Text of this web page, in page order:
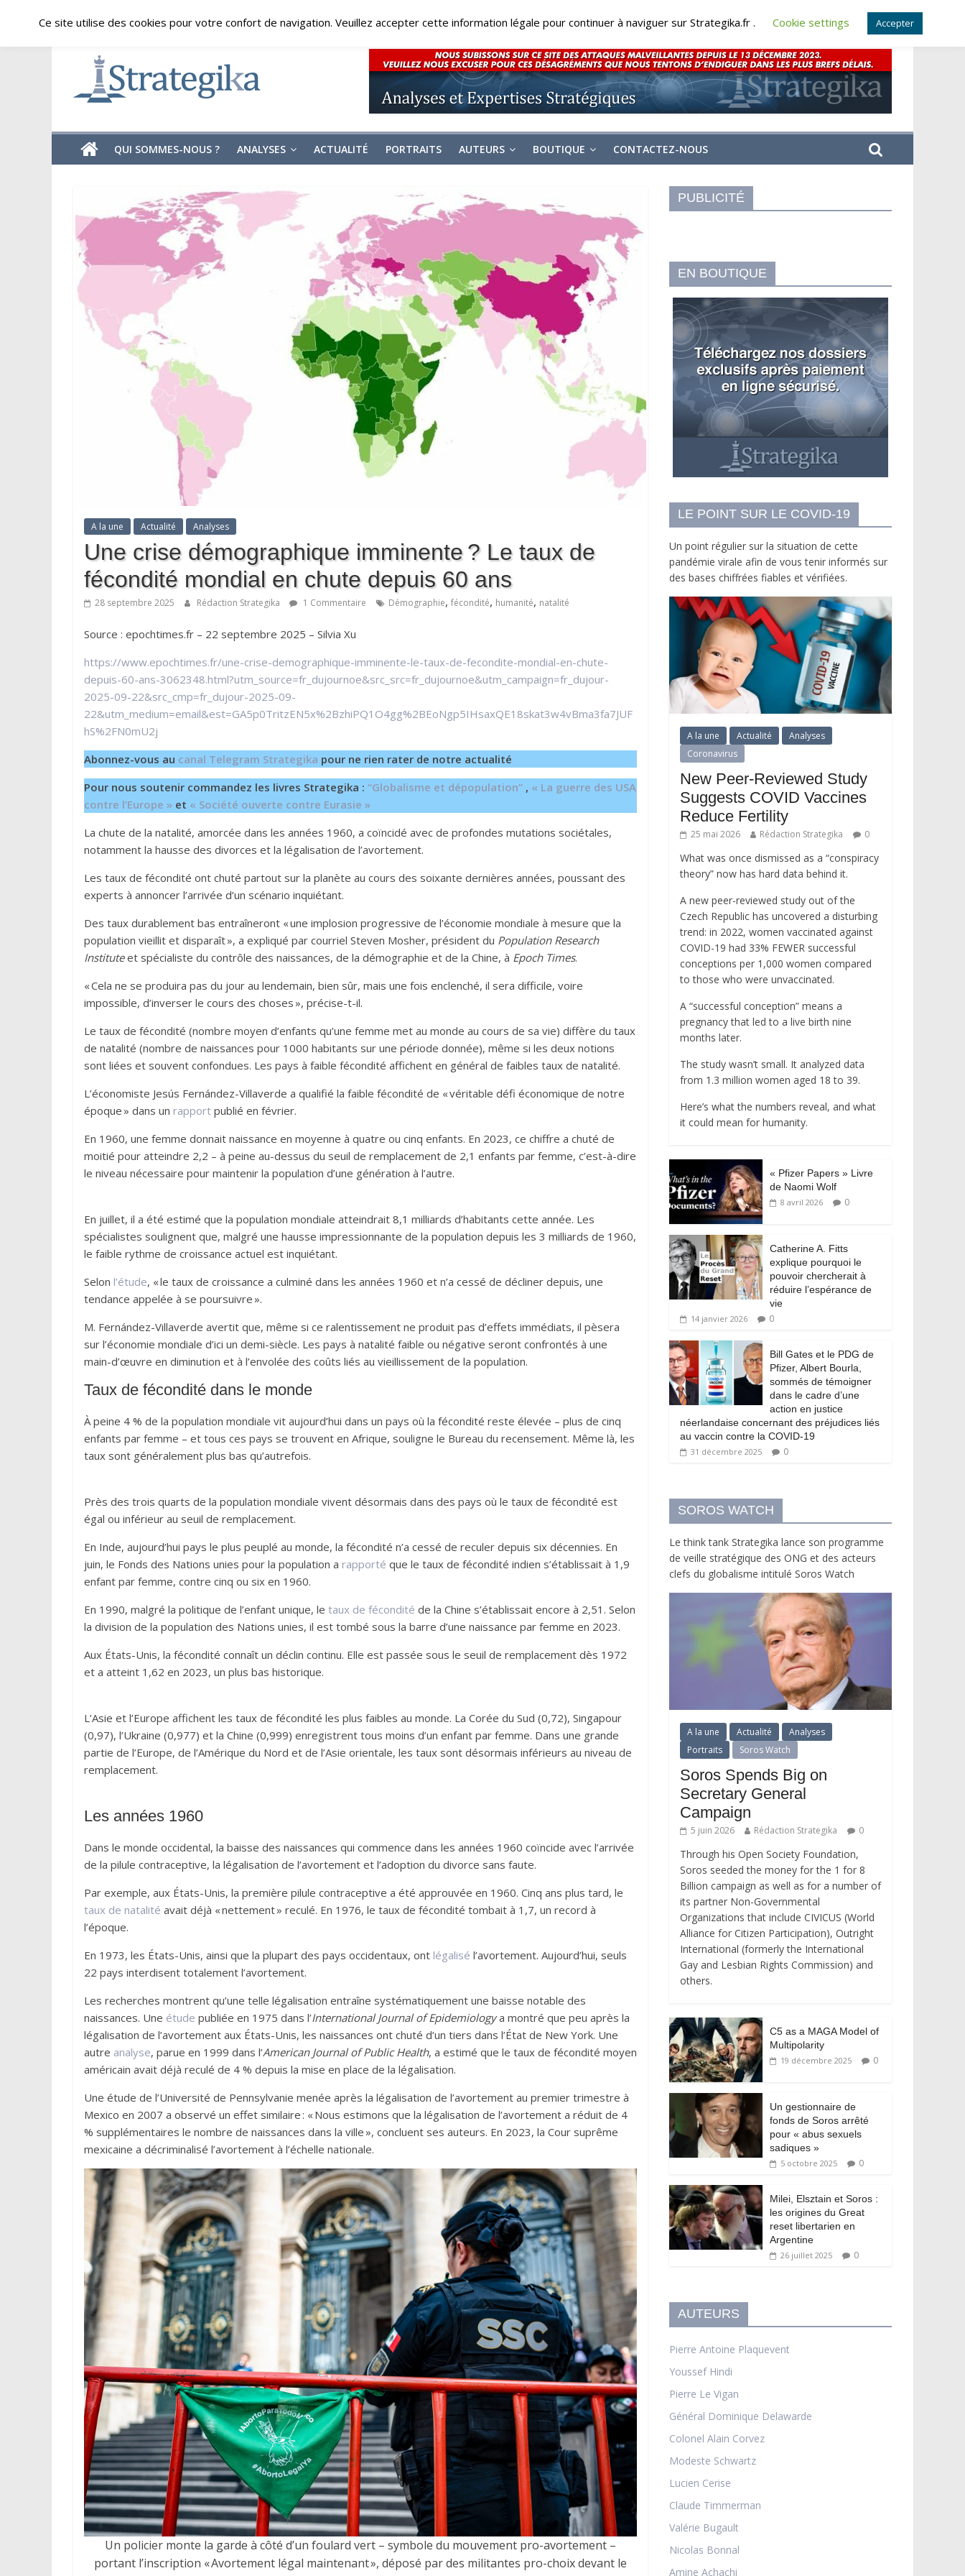
content
vendredi, août 7, 2026
Strategika
Expertise
Analyses
géostratégiques
QUI SOMMES-NOUS ? ANALYSES ACTUALITÉ PORTRAITS AUTEURS BOUTIQUE CONTACTEZ-NOUS
A la une Actualité Analyses
Une crise démographique imminente ? Le taux de
fécondité mondial en chute depuis 60 ans
28 septembre 2025 Rédaction Strategika 1 Commentaire Démographie, fécondité, humanité, natalité
Source : epochtimes.fr – 22 septembre 2025 – Silvia Xu
https://www.epochtimes.fr/une-crise-demographique-imminente-le-taux-de-fecondite-mondial-en-chute-
depuis-60-ans-3062348.html?utm_source=fr_dujournoe&src_src=fr_dujournoe&utm_campaign=fr_dujour-
2025-09-22&src_cmp=fr_dujour-2025-09-
22&utm_medium=email&est=GA5p0TritzEN5x%2BzhiPQ1O4gg%2BEoNgp5IHsaxQE18skat3w4vBma3fa7JUF
hS%2FN0mU2j
Abonnez-vous au canal Telegram Strategika pour ne rien rater de notre actualité
Pour nous soutenir commandez les livres Strategika : “Globalisme et dépopulation” , « La guerre des USA
contre l’Europe » et « Société ouverte contre Eurasie »
La chute de la natalité, amorcée dans les années 1960, a coïncidé avec de profondes mutations sociétales,
notamment la hausse des divorces et la légalisation de l’avortement.
Les taux de fécondité ont chuté partout sur la planète au cours des soixante dernières années, poussant des
experts à annoncer l’arrivée d’un scénario inquiétant.
Des taux durablement bas entraîneront « une implosion progressive de l’économie mondiale à mesure que la
population vieillit et disparaît », a expliqué par courriel Steven Mosher, président du Population Research
Instituteet spécialiste du contrôle des naissances, de la démographie et de la Chine, à Epoch Times.
« Cela ne se produira pas du jour au lendemain, bien sûr, mais une fois enclenché, il sera difficile, voire
impossible, d’inverser le cours des choses », précise-t-il.
Le taux de fécondité (nombre moyen d’enfants qu’une femme met au monde au cours de sa vie) diffère du taux
de natalité (nombre de naissances pour 1000 habitants sur une période donnée), même si les deux notions
sont liées et souvent confondues. Les pays à faible fécondité affichent en général de faibles taux de natalité.
L’économiste Jesús Fernández-Villaverde a qualifié la faible fécondité de « véritable défi économique de notre
époque » dans un rapport publié en février.
En 1960, une femme donnait naissance en moyenne à quatre ou cinq enfants. En 2023, ce chiffre a chuté de
moitié pour atteindre 2,2 – à peine au-dessus du seuil de remplacement de 2,1 enfants par femme, c’est-à-dire
le niveau nécessaire pour maintenir la population d’une génération à l’autre.
En juillet, il a été estimé que la population mondiale atteindrait 8,1 milliards d’habitants cette année. Les
spécialistes soulignent que, malgré une hausse impressionnante de la population depuis les 3 milliards de 1960,
le faible rythme de croissance actuel est inquiétant.
Selon l’étude, « le taux de croissance a culminé dans les années 1960 et n’a cessé de décliner depuis, une
tendance appelée à se poursuivre ».
M. Fernández-Villaverde avertit que, même si ce ralentissement ne produit pas d’effets immédiats, il pèsera
sur l’économie mondiale d’ici un demi-siècle. Les pays à natalité faible ou négative seront confrontés à une
main-d’œuvre en diminution et à l’envolée des coûts liés au vieillissement de la population.
Taux de fécondité dans le monde
À peine 4 % de la population mondiale vit aujourd’hui dans un pays où la fécondité reste élevée – plus de cinq
enfants par femme – et tous ces pays se trouvent en Afrique, souligne le Bureau du recensement. Même là, les
taux sont généralement plus bas qu’autrefois.
Près des trois quarts de la population mondiale vivent désormais dans des pays où le taux de fécondité est
égal ou inférieur au seuil de remplacement.
En Inde, aujourd’hui pays le plus peuplé au monde, la fécondité n’a cessé de reculer depuis six décennies. En
juin, le Fonds des Nations unies pour la population a rapporté que le taux de fécondité indien s’établissait à 1,9
enfant par femme, contre cinq ou six en 1960.
En 1990, malgré la politique de l’enfant unique, le taux de fécondité de la Chine s’établissait encore à 2,51. Selon
la division de la population des Nations unies, il est tombé sous la barre d’une naissance par femme en 2023.
Aux États-Unis, la fécondité connaît un déclin continu. Elle est passée sous le seuil de remplacement dès 1972
et a atteint 1,62 en 2023, un plus bas historique.
L’Asie et l’Europe affichent les taux de fécondité les plus faibles au monde. La Corée du Sud (0,72), Singapour
(0,97), l’Ukraine (0,977) et la Chine (0,999) enregistrent tous moins d’un enfant par femme. Dans une grande
partie de l’Europe, de l’Amérique du Nord et de l’Asie orientale, les taux sont désormais inférieurs au niveau de
remplacement.
Les années 1960
Dans le monde occidental, la baisse des naissances qui commence dans les années 1960 coïncide avec l’arrivée
de la pilule contraceptive, la légalisation de l’avortement et l’adoption du divorce sans faute.
Par exemple, aux États-Unis, la première pilule contraceptive a été approuvée en 1960. Cinq ans plus tard, le
taux de natalité avait déjà « nettement » reculé. En 1976, le taux de fécondité tombait à 1,7, un record à
l’époque.
En 1973, les États-Unis, ainsi que la plupart des pays occidentaux, ont légalisé l’avortement. Aujourd’hui, seuls
22 pays interdisent totalement l’avortement.
Les recherches montrent qu’une telle légalisation entraîne systématiquement une baisse notable des
naissances. Une étude publiée en 1975 dans l’International Journal of Epidemiologya montré que peu après la
légalisation de l’avortement aux États-Unis, les naissances ont chuté d’un tiers dans l’État de New York. Une
autre analyse, parue en 1999 dans l’American Journal of Public Health, a estimé que le taux de fécondité moyen
américain avait déjà reculé de 4 % depuis la mise en place de la légalisation.
Une étude de l’Université de Pennsylvanie menée après la légalisation de l’avortement au premier trimestre à
Mexico en 2007 a observé un effet similaire : « Nous estimons que la légalisation de l’avortement a réduit de 4
% supplémentaires le nombre de naissances dans la ville », concluent ses auteurs. En 2023, la Cour suprême
mexicaine a décriminalisé l’avortement à l’échelle nationale.
Un policier monte la garde à côté d’un foulard vert – symbole du mouvement pro-avortement –
portant l’inscription « Avortement légal maintenant », déposé par des militantes pro-choix devant le
PUBLICITÉ
EN BOUTIQUE
LE POINT SUR LE COVID-19
Un point régulier sur la situation de cette
pandémie virale afin de vous tenir informés sur
des bases chiffrées fiables et vérifiées.
A la une Actualité
Analyses
Coronavirus
New Peer-Reviewed Study
Suggests COVID Vaccines
Reduce Fertility
25 mai 2026 Rédaction Strategika 0
What was once dismissed as a “conspiracy
theory” now has hard data behind it.
A new peer-reviewed study out of the
Czech Republic has uncovered a disturbing
trend: in 2022, women vaccinated against
COVID-19 had 33% FEWER successful
conceptions per 1,000 women compared
to those who were unvaccinated.
A “successful conception” means a
pregnancy that led to a live birth nine
months later.
The study wasn’t small. It analyzed data
from 1.3 million women aged 18 to 39.
Here’s what the numbers reveal, and what
it could mean for humanity.
« Pfizer Papers » Livre
de Naomi Wolf
8 avril 2026 0
Catherine A. Fitts
explique pourquoi le
pouvoir chercherait à
réduire l’espérance de
vie
14 janvier 2026 0
Bill Gates et le PDG de
Pfizer, Albert Bourla,
sommés de témoigner
dans le cadre d’une
action en justice
néerlandaise concernant des préjudices liés
au vaccin contre la COVID-19
31 décembre 2025 0
SOROS WATCH
Le think tank Strategika lance son programme
de veille stratégique des ONG et des acteurs
clefs du globalisme intitulé Soros Watch
A la une Actualité
Analyses
Portraits
Soros Watch
Soros Spends Big on
Secretary General
Campaign
5 juin 2026 Rédaction Strategika 0
Through his Open Society Foundation,
Soros seeded the money for the 1 for 8
Billion campaign as well as for a number of
its partner Non-Governmental
Organizations that include CIVICUS (World
Alliance for Citizen Participation), Outright
International (formerly the International
Gay and Lesbian Rights Commission) and
others.
C5 as a MAGA Model of
Multipolarity
19 décembre 2025 0
Un gestionnaire de
fonds de Soros arrêté
pour « abus sexuels
sadiques »
5 octobre 2025 0
Milei, Elsztain et Soros :
les origines du Great
reset libertarien en
Argentine
26 juillet 2025 0
AUTEURS
Pierre Antoine Plaquevent
Youssef Hindi
Pierre Le Vigan
Général Dominique Delawarde
Colonel Alain Corvez
Modeste Schwartz
Lucien Cerise
Claude Timmerman
Valérie Bugault
Nicolas Bonnal
Amine Achachi
Ce site utilise des cookies pour votre confort de navigation. Veuillez accepter cette information légale pour continuer à naviguer sur Strategika.fr . Cookie settings Accepter